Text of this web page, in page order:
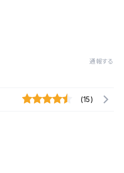
通報する
(15)